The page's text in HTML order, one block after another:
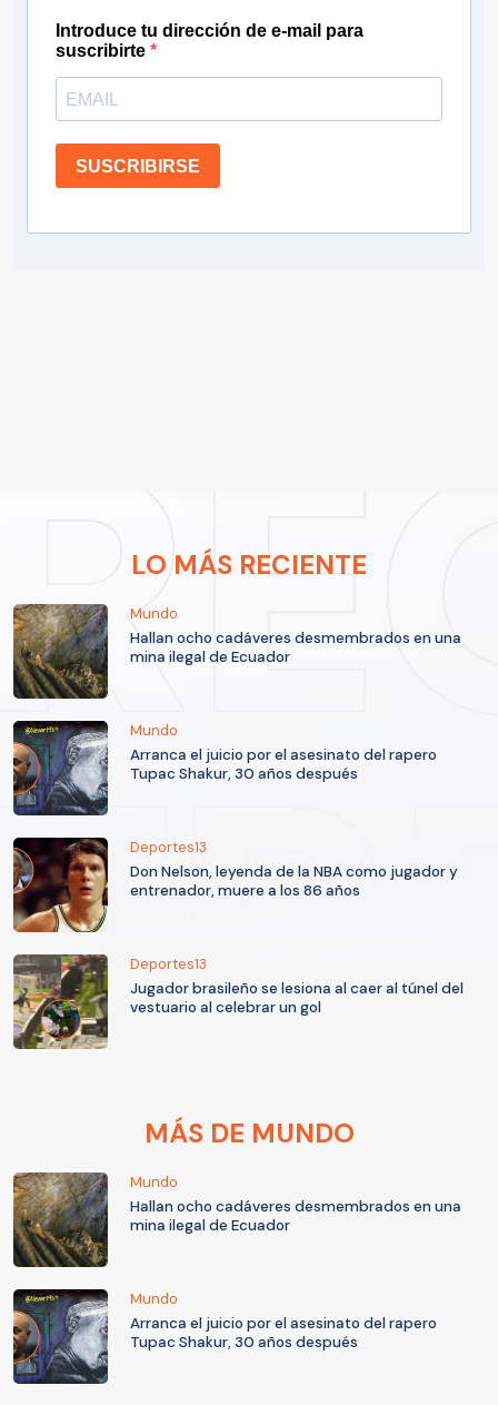
Introduce tu dirección de e-mail para
suscribirte
SUSCRIBIRSE
LO MÁS RECIENTE
Mundo
Hallan ocho cadáveres desmembrados en una
mina ilegal de Ecuador
Mundo
Arranca el juicio por el asesinato del rapero
Tupac Shakur, 30 años después
Deportes13
Don Nelson, leyenda de la NBA como jugador y
entrenador, muere a los 86 años
Deportes13
Jugador brasileño se lesiona al caer al túnel del
vestuario al celebrar un gol
MÁS DE MUNDO
Mundo
Hallan ocho cadáveres desmembrados en una
mina ilegal de Ecuador
Mundo
Arranca el juicio por el asesinato del rapero
Tupac Shakur, 30 años después